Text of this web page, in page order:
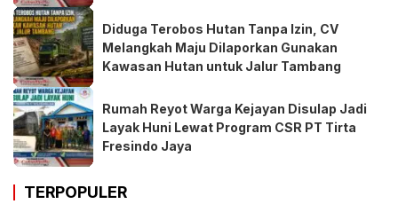
Diduga Terobos Hutan Tanpa Izin, CV
Melangkah Maju Dilaporkan Gunakan
Kawasan Hutan untuk Jalur Tambang
Rumah Reyot Warga Kejayan Disulap Jadi
Layak Huni Lewat Program CSR PT Tirta
Fresindo Jaya
TERPOPULER